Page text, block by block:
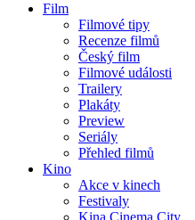
Film
Filmové tipy
Recenze filmů
Český film
Filmové události
Trailery
Plakáty
Preview
Seriály
Přehled filmů
Kino
Akce v kinech
Festivaly
Kina Cinema City